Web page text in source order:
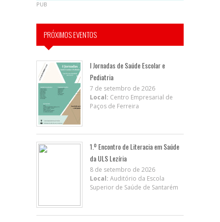
PUB
PRÓXIMOS EVENTOS
I Jornadas de Saúde Escolar e
Pediatria
7 de setembro de 2026
Local: Centro Empresarial de
Paços de Ferreira
1.º Encontro de Literacia em Saúde
da ULS Lezíria
8 de setembro de 2026
Local: Auditório da Escola
Superior de Saúde de Santarém